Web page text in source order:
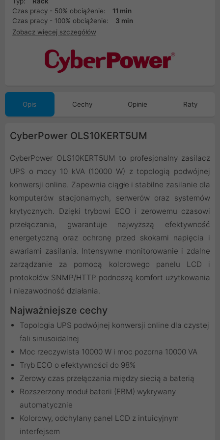
Czas pracy - 50% obciążenie:
11 min
Czas pracy - 100% obciążenie:
3 min
Zobacz więcej szczegółów
Opis Cechy Opinie Raty
CyberPower OLS10KERT5UM
CyberPower OLS10KERT5UM to profesjonalny zasilacz
UPS o mocy 10 kVA (10000 W) z topologią podwójnej
konwersji online. Zapewnia ciągłe i stabilne zasilanie dla
komputerów stacjonarnych, serwerów oraz systemów
krytycznych. Dzięki trybowi ECO i zerowemu czasowi
przełączania, gwarantuje najwyższą efektywność
energetyczną oraz ochronę przed skokami napięcia i
awariami zasilania. Intensywne monitorowanie i zdalne
zarządzanie za pomocą kolorowego panelu LCD i
protokołów SNMP/HTTP podnoszą komfort użytkowania
i niezawodność działania.
Najważniejsze cechy
Topologia UPS podwójnej konwersji online dla czystej
fali sinusoidalnej
Moc rzeczywista 10000 W i moc pozorna 10000 VA
Tryb ECO o efektywności do 98%
Zerowy czas przełączania między siecią a baterią
Rozszerzony moduł baterii (EBM) wykrywany
automatycznie
Kolorowy, odchylany panel LCD z intuicyjnym
interfejsem